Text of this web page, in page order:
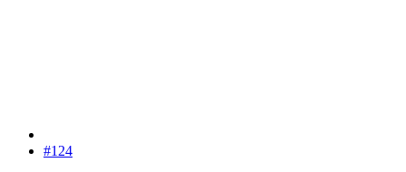
#124